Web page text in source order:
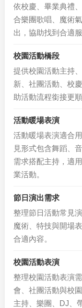
依校慶、畢業典禮
合樂團歌唱、魔術
出，協助找到合適服
校園活動橋段
提供校園活動主持
新、社團活動、校
助活動流程銜接更順
活動暖場表演
活動暖場表演適合
見形式包含舞蹈、
需求搭配主持，適
業活動。
節日演出需求
整理節日活動常見
魔術、特技與開場
合適內容。
校園活動表演
整理校園活動表演
會、社團活動與校
主持、樂團、DJ、